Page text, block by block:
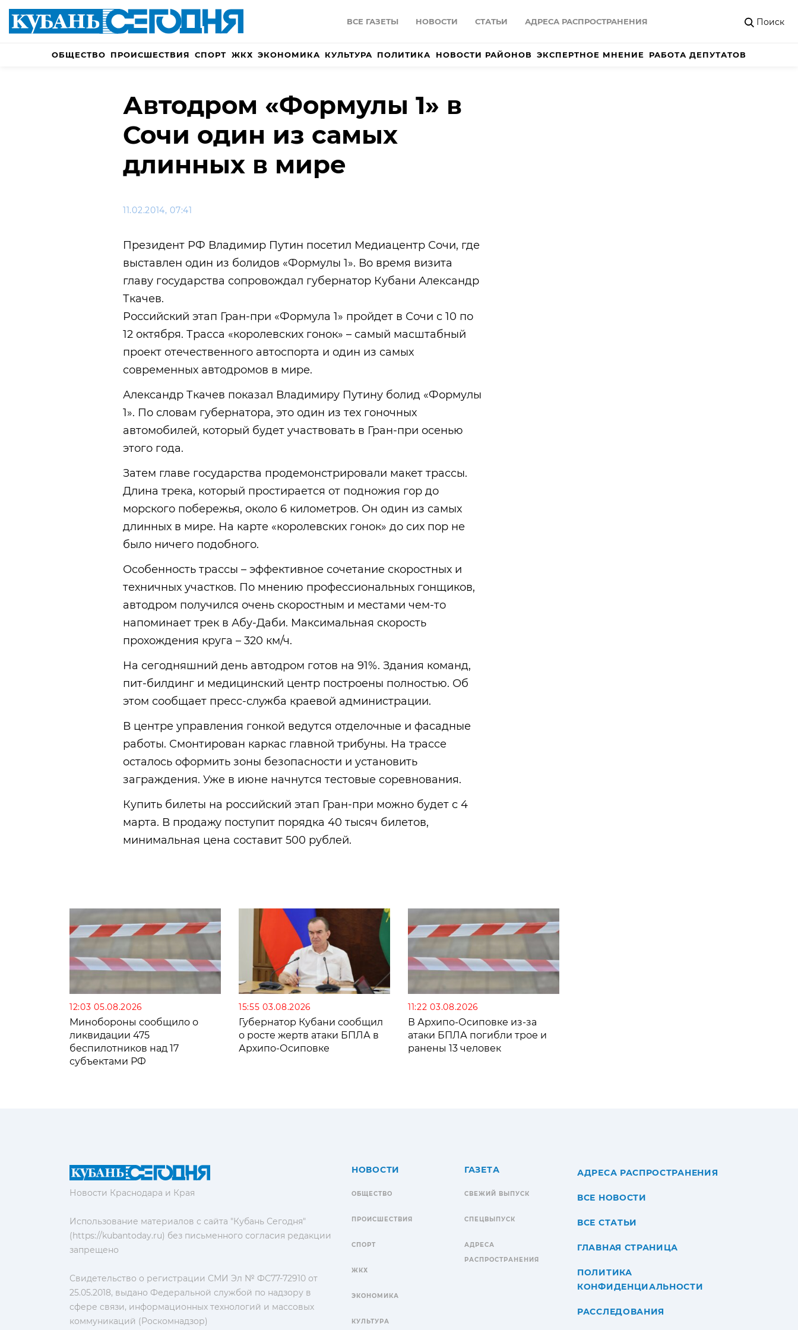
ВСЕ ГАЗЕТЫ НОВОСТИ СТАТЬИ АДРЕСА РАСПРОСТРАНЕНИЯ Поиск
ОБЩЕСТВО ПРОИСШЕСТВИЯ СПОРТ ЖКХ ЭКОНОМИКА КУЛЬТУРА ПОЛИТИКА НОВОСТИ РАЙОНОВ ЭКСПЕРТНОЕ МНЕНИЕ РАБОТА ДЕПУТАТОВ
Автодром «Формулы 1» в
Сочи один из самых
длинных в мире
11.02.2014, 07:41
Президент РФ Владимир Путин посетил Медиацентр Сочи, где
выставлен один из болидов «Формулы 1». Во время визита
главу государства сопровождал губернатор Кубани Александр
Ткачев.
Российский этап Гран-при «Формула 1» пройдет в Сочи с 10 по
12 октября. Трасса «королевских гонок» – самый масштабный
проект отечественного автоспорта и один из самых
современных автодромов в мире.
Александр Ткачев показал Владимиру Путину болид «Формулы
1». По словам губернатора, это один из тех гоночных
автомобилей, который будет участвовать в Гран-при осенью
этого года.
Затем главе государства продемонстрировали макет трассы.
Длина трека, который простирается от подножия гор до
морского побережья, около 6 километров. Он один из самых
длинных в мире. На карте «королевских гонок» до сих пор не
было ничего подобного.
Особенность трассы – эффективное сочетание скоростных и
техничных участков. По мнению профессиональных гонщиков,
автодром получился очень скоростным и местами чем-то
напоминает трек в Абу-Даби. Максимальная скорость
прохождения круга – 320 км/ч.
На сегодняшний день автодром готов на 91%. Здания команд,
пит-билдинг и медицинский центр построены полностью. Об
этом сообщает пресс-служба краевой администрации.
В центре управления гонкой ведутся отделочные и фасадные
работы. Смонтирован каркас главной трибуны. На трассе
осталось оформить зоны безопасности и установить
заграждения. Уже в июне начнутся тестовые соревнования.
Купить билеты на российский этап Гран-при можно будет с 4
марта. В продажу поступит порядка 40 тысяч билетов,
минимальная цена составит 500 рублей.
12:03 05.08.2026
Минобороны сообщило о
ликвидации 475
беспилотников над 17
субъектами РФ
15:55 03.08.2026
Губернатор Кубани сообщил
о росте жертв атаки БПЛА в
Архипо-Осиповке
11:22 03.08.2026
В Архипо-Осиповке из-за
атаки БПЛА погибли трое и
ранены 13 человек
Новости Краснодара и Края
Использование материалов с сайта "Кубань Сегодня"
(https://kubantoday.ru) без письменного согласия редакции
запрещено
Свидетельство о регистрации СМИ Эл № ФС77-72910 от
25.05.2018, выдано Федеральной службой по надзору в
сфере связи, информационных технологий и массовых
коммуникаций (Роскомнадзор)
НОВОСТИ
ОБЩЕСТВО
ПРОИСШЕСТВИЯ
СПОРТ
ЖКХ
ЭКОНОМИКА
КУЛЬТУРА
ГАЗЕТА
СВЕЖИЙ ВЫПУСК
СПЕЦВЫПУСК
АДРЕСА
РАСПРОСТРАНЕНИЯ
АДРЕСА РАСПРОСТРАНЕНИЯ
ВСЕ НОВОСТИ
ВСЕ СТАТЬИ
ГЛАВНАЯ СТРАНИЦА
ПОЛИТИКА
КОНФИДЕНЦИАЛЬНОСТИ
РАССЛЕДОВАНИЯ